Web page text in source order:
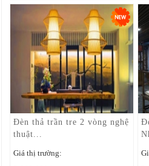
Đèn thả trần tre 2 vòng nghệ
thuật...
Giá thị trường: